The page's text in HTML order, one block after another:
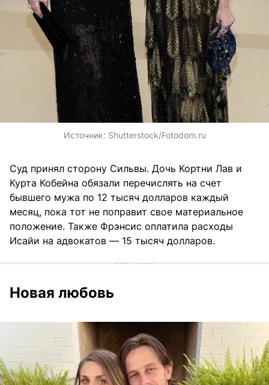
Источник: Shutterstock/Fotodom.ru
Суд принял сторону Сильвы. Дочь Кортни Лав и
Курта Кобейна обязали перечислять на счет
бывшего мужа по 12 тысяч долларов каждый
месяц, пока тот не поправит свое материальное
положение. Также Фрэнсис оплатила расходы
Исайи на адвокатов — 15 тысяч долларов.
Новая любовь